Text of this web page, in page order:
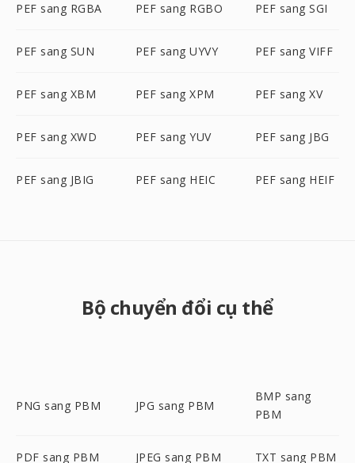
PEF sang RGBA PEF sang RGBO PEF sang SGI
PEF sang SUN PEF sang UYVY PEF sang VIFF
PEF sang XBM PEF sang XPM PEF sang XV
PEF sang XWD PEF sang YUV PEF sang JBG
PEF sang JBIG PEF sang HEIC PEF sang HEIF
Bộ chuyển đổi cụ thể
PNG sang PBM JPG sang PBM
BMP sang
PBM
PDF sang PBM JPEG sang PBM TXT sang PBM